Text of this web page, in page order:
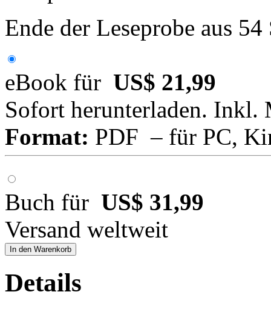
Ende der Leseprobe aus
eBook für US$ 21,99
Sofort herunterladen. Inkl.
Format: PDF – für PC,
Buch für US$ 31,99
Versand weltweit
In den Warenkorb
Details